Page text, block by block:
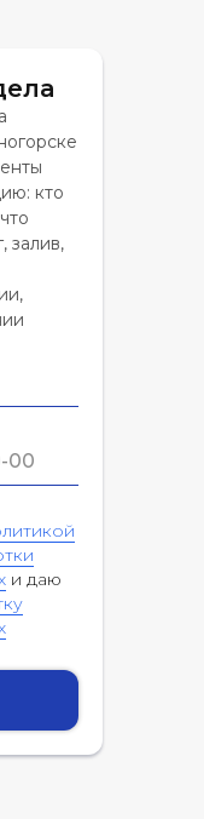
кто
залив,
и даю